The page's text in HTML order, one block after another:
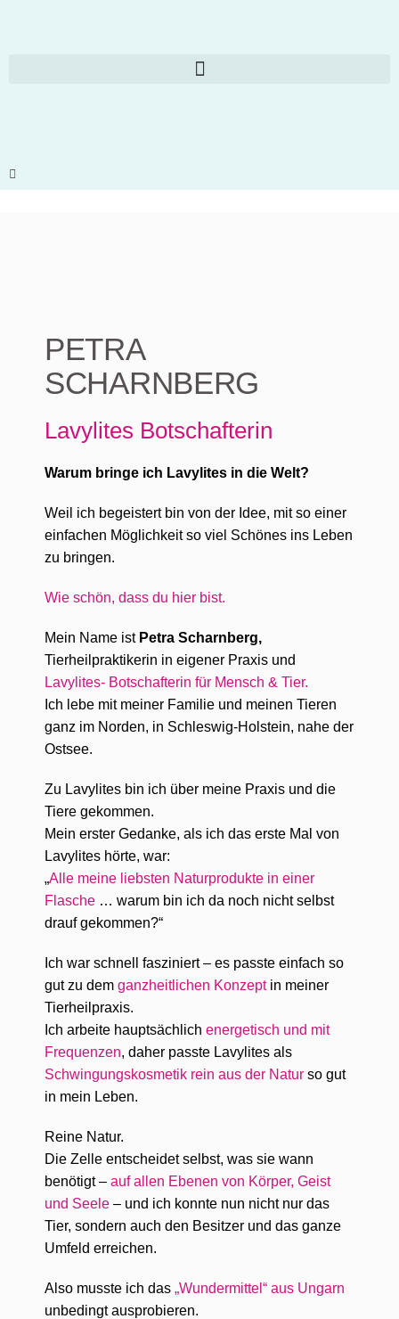
PETRA
SCHARNBERG
Lavylites Botschafterin
Warum bringe ich Lavylites in die Welt?
Weil ich begeistert bin von der Idee, mit so einer
einfachen Möglichkeit so viel Schönes ins Leben
zu bringen.
Wie schön, dass du hier bist.
Mein Name ist Petra Scharnberg,
Tierheilpraktikerin in eigener Praxis und
Lavylites- Botschafterin für Mensch & Tier.
Ich lebe mit meiner Familie und meinen Tieren
ganz im Norden, in Schleswig-Holstein, nahe der
Ostsee.
Zu Lavylites bin ich über meine Praxis und die
Tiere gekommen.
Mein erster Gedanke, als ich das erste Mal von
Lavylites hörte, war:
„Alle meine liebsten Naturprodukte in einer
Flasche … warum bin ich da noch nicht selbst
drauf gekommen?“
Ich war schnell fasziniert – es passte einfach so
gut zu dem ganzheitlichen Konzept in meiner
Tierheilpraxis.
Ich arbeite hauptsächlich energetisch und mit
Frequenzen, daher passte Lavylites als
Schwingungskosmetik rein aus der Natur so gut
in mein Leben.
Reine Natur.
Die Zelle entscheidet selbst, was sie wann
benötigt – auf allen Ebenen von Körper, Geist
und Seele – und ich konnte nun nicht nur das
Tier, sondern auch den Besitzer und das ganze
Umfeld erreichen.
Also musste ich das „Wundermittel“ aus Ungarn
unbedingt ausprobieren.